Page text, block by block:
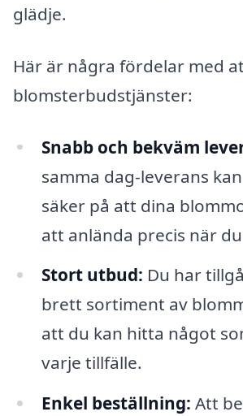
glädje.
Här är några fördelar med
blomsterbudstjänster:
Snabb och bekväm
samma dag-leverans
säker på att dina
att anlända precis när
Stort utbud: Du har
brett sortiment av
att du kan hitta något
varje tillfälle.
Enkel beställning: Att